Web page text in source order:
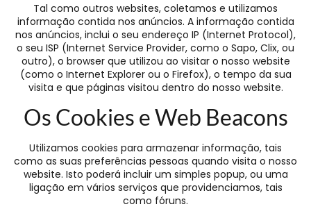
Tal como outros websites, coletamos e utilizamos
informação contida nos anúncios. A informação contida
nos anúncios, inclui o seu endereço IP (Internet Protocol),
o seu ISP (Internet Service Provider, como o Sapo, Clix, ou
outro), o browser que utilizou ao visitar o nosso website
(como o Internet Explorer ou o Firefox), o tempo da sua
visita e que páginas visitou dentro do nosso website.
Os Cookies e Web Beacons
Utilizamos cookies para armazenar informação, tais
como as suas preferências pessoas quando visita o nosso
website. Isto poderá incluir um simples popup, ou uma
ligação em vários serviços que providenciamos, tais
como fóruns.